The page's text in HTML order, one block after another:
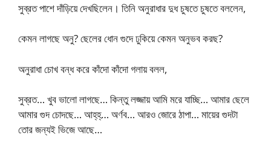
সুব্রত পাশে দাঁড়িয়ে দেখছিলেন। তিনি অনুরাধার দুধ চুষতে চুষতে বললেন,
কেমন লাগছে অনু? ছেলের ধোন গুদে ঢুকিয়ে কেমন অনুভব করছ?
অনুরাধা চোখ বন্ধ করে কাঁদো কাঁদো গলায় বলল,
সুব্রত… খুব ভালো লাগছে… কিন্তু লজ্জায় আমি মরে যাচ্ছি… আমার ছেলে
আমার গুদ চোদছে… আহ্‌হ্‌… অর্ণব… আরও জোরে ঠাপা… মায়ের গুদটা
তোর জন্যই ভিজে আছে…